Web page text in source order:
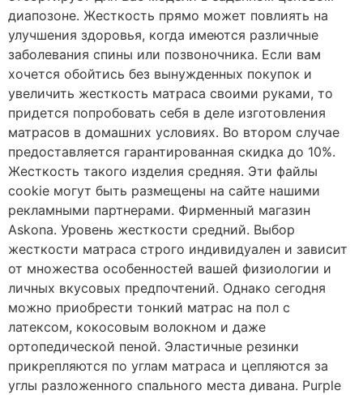
диапозоне. Жесткость прямо может повлиять на
улучшения здоровья, когда имеются различные
заболевания спины или позвоночника. Если вам
хочется обойтись без вынужденных покупок и
увеличить жесткость матраса своими руками, то
придется попробовать себя в деле изготовления
матрасов в домашних условиях. Во втором случае
предоставляется гарантированная скидка до 10%.
Жесткость такого изделия средняя. Эти файлы
cookie могут быть размещены на сайте нашими
рекламными партнерами. Фирменный магазин
Askona. Уровень жесткости средний. Выбор
жесткости матраса строго индивидуален и зависит
от множества особенностей вашей физиологии и
личных вкусовых предпочтений. Однако сегодня
можно приобрести тонкий матрас на пол с
латексом, кокосовым волокном и даже
ортопедической пеной. Эластичные резинки
прикрепляются по углам матраса и цепляются за
углы разложенного спального места дивана. Purple